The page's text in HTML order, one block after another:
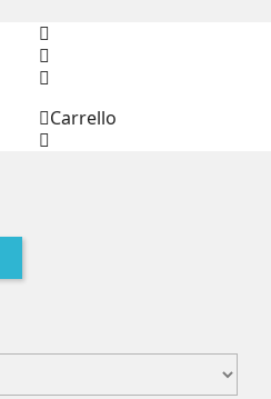
Carrello